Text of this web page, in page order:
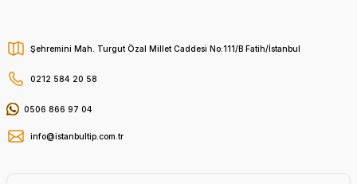
Şehremini Mah. Turgut Özal Millet Caddesi No:111/B Fatih/İstanbul
0212 584 20 58
0506 866 97 04
info@istanbultip.com.tr